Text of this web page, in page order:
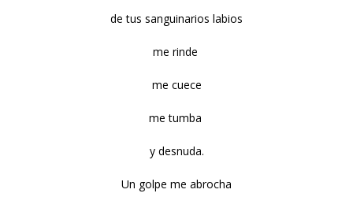
de tus sanguinarios labios
me rinde
me cuece
me tumba
y desnuda.
Un golpe me abrocha